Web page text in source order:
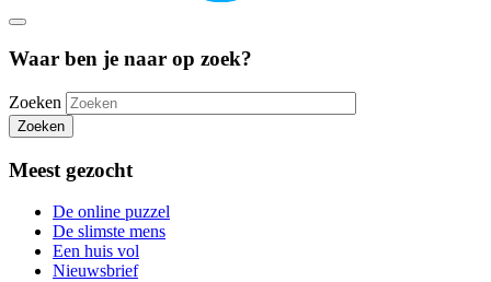
Waar ben je naar op zoek?
Zoeken
Zoeken
Meest gezocht
De online puzzel
De slimste mens
Een huis vol
Nieuwsbrief